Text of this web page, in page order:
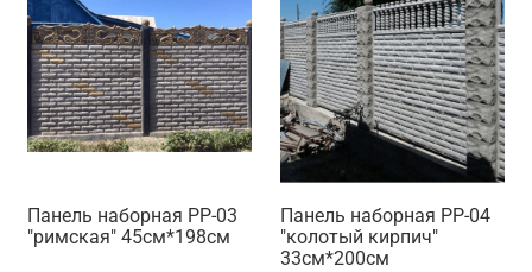
Панель наборная PP-03
"римская" 45см*198см
Панель наборная PP-04
"колотый кирпич"
33см*200см